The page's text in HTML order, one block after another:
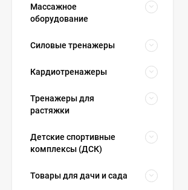
Массажное
оборудование
Силовые тренажеры
Кардиотренажеры
Тренажеры для
растяжки
Детские спортивные
комплексы (ДСК)
Товары для дачи и сада